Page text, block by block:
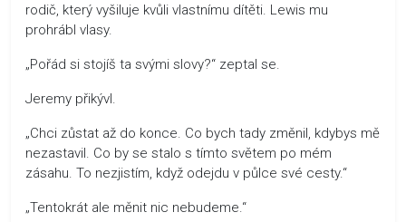
rodič, který vyšiluje kvůli vlastnímu dítěti. Lewis mu
prohrábl vlasy.
„Pořád si stojíš ta svými slovy?“ zeptal se.
Jeremy přikývl.
„Chci zůstat až do konce. Co bych tady změnil, kdybys mě
nezastavil. Co by se stalo s tímto světem po mém
zásahu. To nezjistím, když odejdu v půlce své cesty.“
„Tentokrát ale měnit nic nebudeme.“